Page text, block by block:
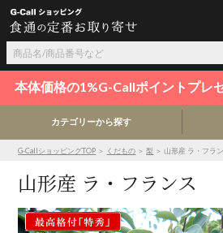
本体価格の1%G-Callポイントプレ
カテゴリーから探す
G-CallショッピングTOP ＞ くだもの ＞梨 ＞ 山形産 ラ・フラ
山形産 ラ・フランス